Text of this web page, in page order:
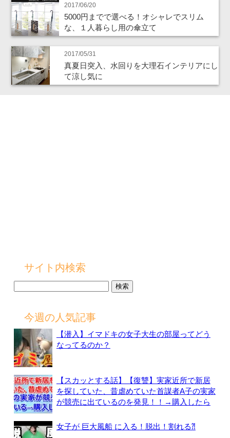
2017/06/20
5000円までで選べる！オシャレでスリム
な、１人暮らし用の傘立て
2017/05/31
真夏日突入、水回りを大理石インテリアにし
て涼し気に
サイト内検索
今週の人気記事
【潜入】イマドキの女子大生の部屋ってどう
なってるのか？
【スカッとする話】【復讐】実家近所で新居
を探していた、昔虐めていた首謀者A子の実家
が競売に出ているのを発見！！→購入したら
女子が 巨大風船 に入る！脱出！割れる⁈